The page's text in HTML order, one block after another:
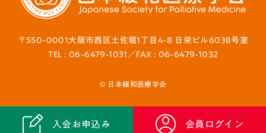
入会お申込み 会員ログイン
〒550-0001大阪市西区土佐堀1丁目4-8 日栄ビル603B号室
TEL : 06-6479-1031／FAX : 06-6479-1032
© 日本緩和医療学会